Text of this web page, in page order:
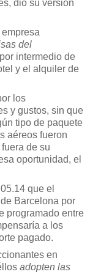
dio su versión
del
intermedio de
y el alquiler de
los
y gustos, sin que
tipo de paquete
aéreos fueron
fuera de su
oportunidad, el
que el
Barcelona por
programado entre
a los
pagado.
en
adopten las